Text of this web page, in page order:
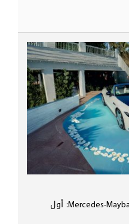
Mercedes-Maybach SL 680 Monogram Series: أول